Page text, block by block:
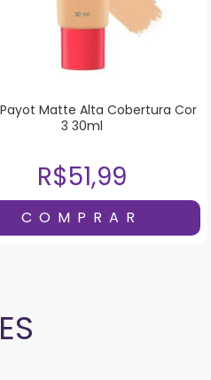
Matte Alta Cobertura Cor
3 30ml
R$51,99